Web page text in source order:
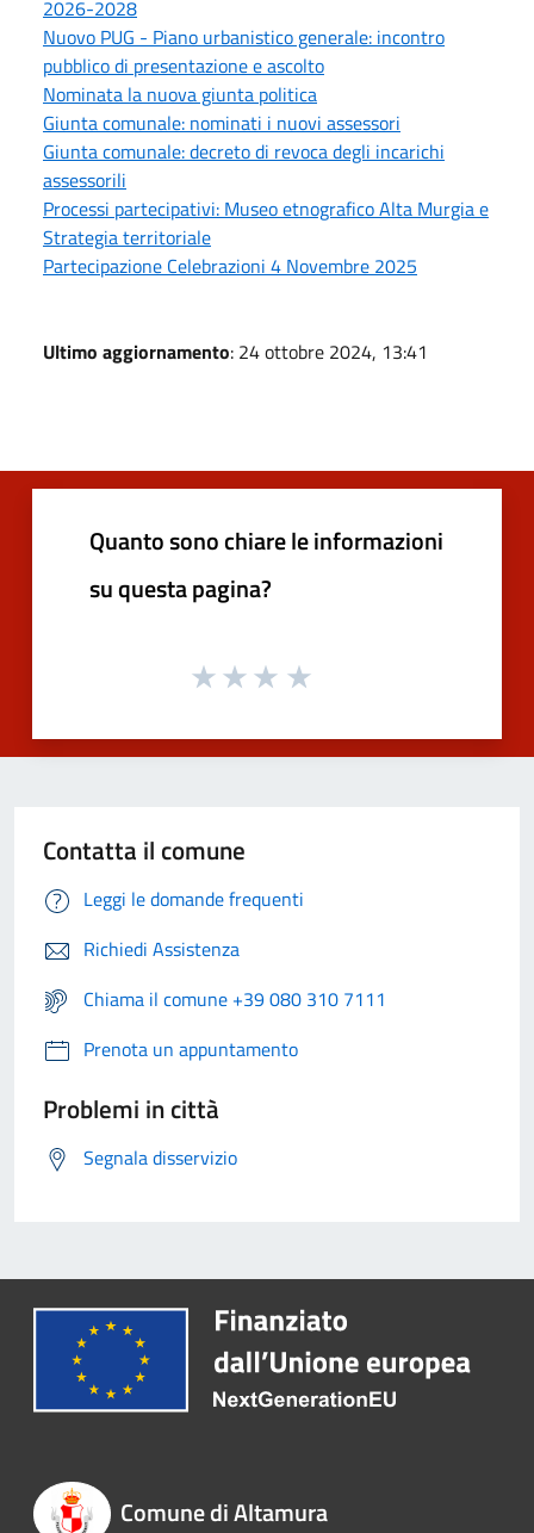
2026-2028
Nuovo PUG - Piano urbanistico generale: incontro
pubblico di presentazione e ascolto
Nominata la nuova giunta politica
Giunta comunale: nominati i nuovi assessori
Giunta comunale: decreto di revoca degli incarichi
assessorili
Processi partecipativi: Museo etnografico Alta Murgia e
Strategia territoriale
Partecipazione Celebrazioni 4 Novembre 2025
Ultimo aggiornamento: 24 ottobre 2024, 13:41
Quanto sono chiare le informazioni
su questa pagina?
Contatta il comune
Leggi le domande frequenti
Richiedi Assistenza
Chiama il comune +39 080 310 7111
Prenota un appuntamento
Problemi in città
Segnala disservizio
Comune di Altamura